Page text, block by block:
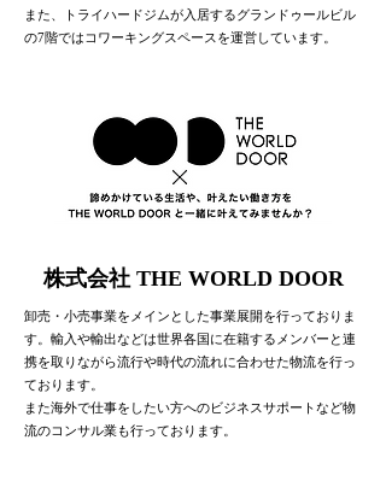
また、トライハードジムが入居するグランドゥールビル
の7階ではコワーキングスペースを運営しています。
株式会社 THE WORLD DOOR
卸売・小売事業をメインとした事業展開を行っておりま
す。輸入や輸出などは世界各国に在籍するメンバーと連
携を取りながら流行や時代の流れに合わせた物流を行っ
ております。
また海外で仕事をしたい方へのビジネスサポートなど物
流のコンサル業も行っております。